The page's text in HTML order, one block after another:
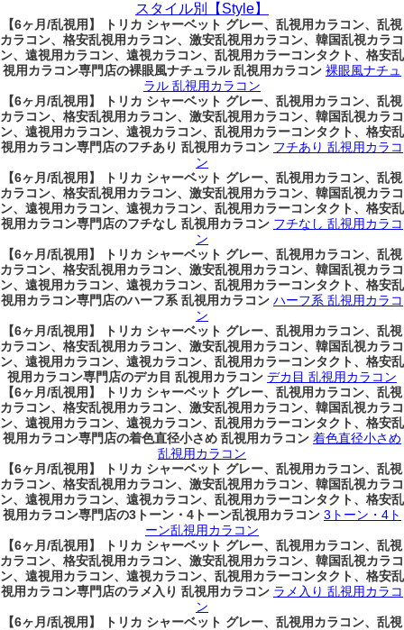
スタイル別【Style】
【6ヶ月/乱視用】 トリカ シャーベット グレー、乱視用カラコン、乱視
カラコン、格安乱視用カラコン、激安乱視用カラコン、韓国乱視カラコ
ン、遠視用カラコン、遠視カラコン、乱視用カラーコンタクト、格安乱
視用カラコン専門店の裸眼風ナチュラル 乱視用カラコン 裸眼風ナチュ
ラル 乱視用カラコン
【6ヶ月/乱視用】 トリカ シャーベット グレー、乱視用カラコン、乱視
カラコン、格安乱視用カラコン、激安乱視用カラコン、韓国乱視カラコ
ン、遠視用カラコン、遠視カラコン、乱視用カラーコンタクト、格安乱
視用カラコン専門店のフチあり 乱視用カラコン フチあり 乱視用カラコ
ン
【6ヶ月/乱視用】 トリカ シャーベット グレー、乱視用カラコン、乱視
カラコン、格安乱視用カラコン、激安乱視用カラコン、韓国乱視カラコ
ン、遠視用カラコン、遠視カラコン、乱視用カラーコンタクト、格安乱
視用カラコン専門店のフチなし 乱視用カラコン フチなし 乱視用カラコ
ン
【6ヶ月/乱視用】 トリカ シャーベット グレー、乱視用カラコン、乱視
カラコン、格安乱視用カラコン、激安乱視用カラコン、韓国乱視カラコ
ン、遠視用カラコン、遠視カラコン、乱視用カラーコンタクト、格安乱
視用カラコン専門店のハーフ系 乱視用カラコン ハーフ系 乱視用カラコ
ン
【6ヶ月/乱視用】 トリカ シャーベット グレー、乱視用カラコン、乱視
カラコン、格安乱視用カラコン、激安乱視用カラコン、韓国乱視カラコ
ン、遠視用カラコン、遠視カラコン、乱視用カラーコンタクト、格安乱
視用カラコン専門店のデカ目 乱視用カラコン デカ目 乱視用カラコン
【6ヶ月/乱視用】 トリカ シャーベット グレー、乱視用カラコン、乱視
カラコン、格安乱視用カラコン、激安乱視用カラコン、韓国乱視カラコ
ン、遠視用カラコン、遠視カラコン、乱視用カラーコンタクト、格安乱
視用カラコン専門店の着色直径小さめ 乱視用カラコン 着色直径小さめ
乱視用カラコン
【6ヶ月/乱視用】 トリカ シャーベット グレー、乱視用カラコン、乱視
カラコン、格安乱視用カラコン、激安乱視用カラコン、韓国乱視カラコ
ン、遠視用カラコン、遠視カラコン、乱視用カラーコンタクト、格安乱
視用カラコン専門店の3トーン・4トーン乱視用カラコン 3トーン・4ト
ーン乱視用カラコン
【6ヶ月/乱視用】 トリカ シャーベット グレー、乱視用カラコン、乱視
カラコン、格安乱視用カラコン、激安乱視用カラコン、韓国乱視カラコ
ン、遠視用カラコン、遠視カラコン、乱視用カラーコンタクト、格安乱
視用カラコン専門店のラメ入り 乱視用カラコン ラメ入り 乱視用カラコ
ン
【6ヶ月/乱視用】 トリカ シャーベット グレー、乱視用カラコン、乱視